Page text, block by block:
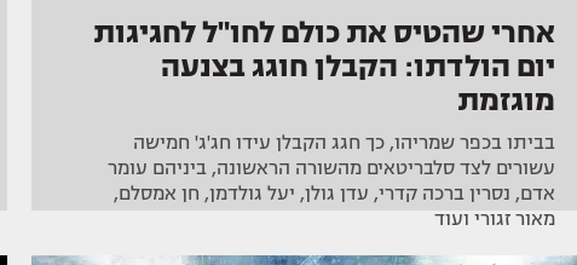
אחרי שהטיס את כולם לחו"ל לחגיגות
יום הולדתו: הקבלן חוגג בצנעה
מוגזמת
בביתו בכפר שמריהו, כך חגג הקבלן עידו חג'ג' חמישה
עשורים לצד סלבריטאים מהשורה הראשונה, ביניהם עומר
אדם, נסרין ברכה קדרי, עדן גולן, יעל גולדמן, חן אמסלם,
מאור זגורי ועוד